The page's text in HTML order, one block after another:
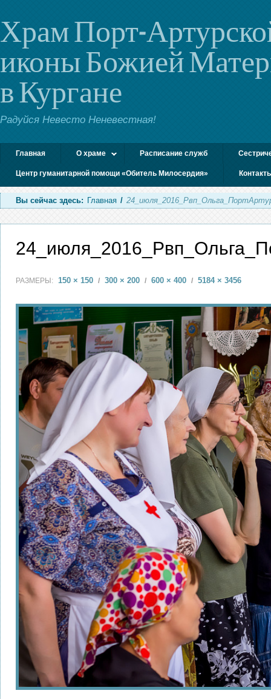
Храм Порт-
иконы Божией
в Кургане
Радуйся Невесто Неневестная!
Главная О храме Расписание служб
Центр гуманитарной помощи «Обитель Милосердия»
Вы сейчас здесь: Главная /
РАЗМЕРЫ: 150 × 150 / 300 × 200 / 600 × 400 / 5184 × 3456